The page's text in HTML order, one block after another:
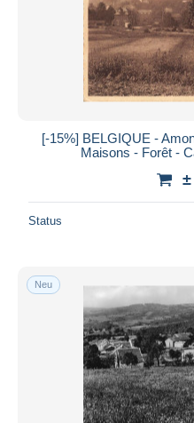
[-15%] BELGIQUE -
Maisons - Forêt -
Status
Neu